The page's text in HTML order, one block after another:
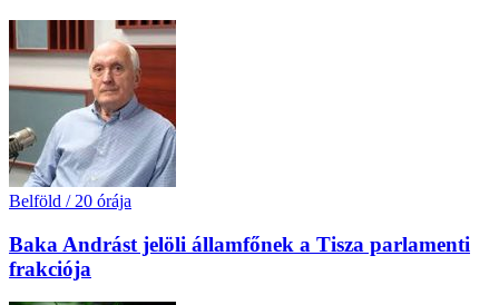
Belföld / 20 órája
Baka Andrást jelöli államfőnek a Tisza parlamenti
frakciója